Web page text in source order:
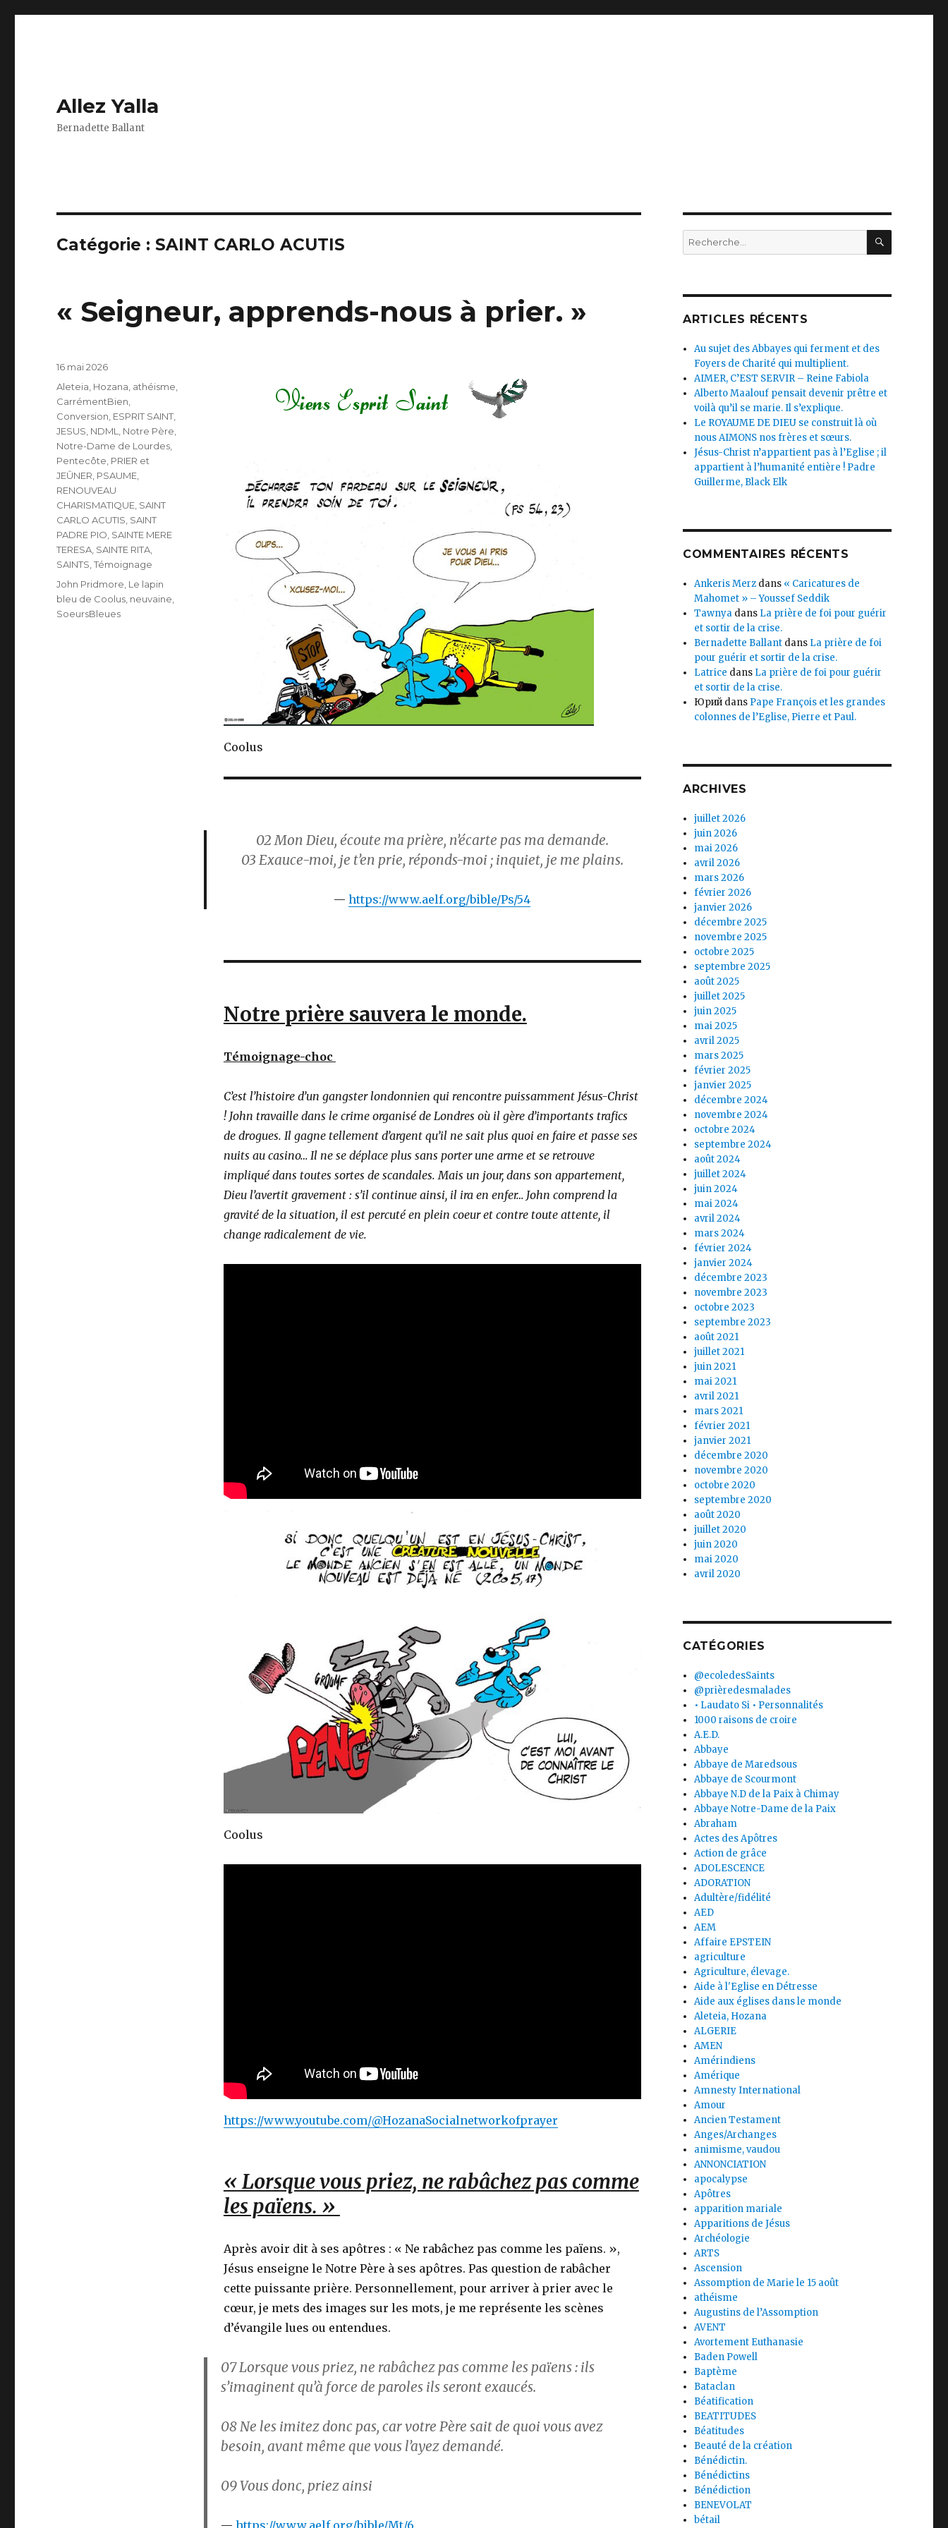
Allez Yalla
Bernadette Ballant
Catégorie : SAINT CARLO ACUTIS
« Seigneur, apprends-nous à prier. »
Coolus
02 Mon Dieu, écoute ma prière, n’écarte pas ma demande.
03 Exauce-moi, je t’en prie, réponds-moi ; inquiet, je me plains.
https://www.aelf.org/bible/Ps/54
Notre prière sauvera le monde.
Témoignage-choc
C’est l’histoire d’un gangster londonnien qui rencontre puissamment Jésus-Christ
! John travaille dans le crime organisé de Londres où il gère d’importants trafics
de drogues. Il gagne tellement d’argent qu’il ne sait plus quoi en faire et passe ses
nuits au casino… Il ne se déplace plus sans porter une arme et se retrouve
impliqué dans toutes sortes de scandales. Mais un jour, dans son appartement,
Dieu l’avertit gravement : s’il continue ainsi, il ira en enfer… John comprend la
gravité de la situation, il est percuté en plein coeur et contre toute attente, il
change radicalement de vie.
Coolus
https://www.youtube.com/@HozanaSocialnetworkofprayer
« Lorsque vous priez, ne rabâchez pas comme
les païens. »
Après avoir dit à ses apôtres : « Ne rabâchez pas comme les païens. »,
Jésus enseigne le Notre Père à ses apôtres. Pas question de rabâcher
cette puissante prière. Personnellement, pour arriver à prier avec le
cœur, je mets des images sur les mots, je me représente les scènes
d’évangile lues ou entendues.
07Lorsque vous priez, ne rabâchez pas comme les païens : ils
s’imaginent qu’à force de paroles ils seront exaucés.
08Ne les imitez donc pas, car votre Père sait de quoi vous avez
besoin, avant même que vous l’ayez demandé.
09Vous donc, priez ainsi
https://www.aelf.org/bible/Mt/6
Publié
le
16 mai 2026
Catégories
Aleteia, Hozana athéisme
CarrémentBien
Conversion ESPRIT SAINT
JESUS NDML Notre Père
Notre-Dame de Lourdes
Pentecôte PRIER et
JEÛNER PSAUME
RENOUVEAU
CHARISMATIQUE SAINT
CARLO ACUTIS SAINT
PADRE PIO SAINTE MERE
TERESA SAINTE RITA
SAINTS ,Témoignage
Étiquettes
John Pridmore Le lapin
bleu de Coolus neuvaine
SoeursBleues
Recherche
pour
ARTICLES RÉCENTS
Au sujet des Abbayes qui ferment et des
Foyers de Charité qui multiplient.
AIMER, C’EST SERVIR – Reine Fabiola
Alberto Maalouf pensait devenir prêtre et
voilà qu’il se marie. Il s’explique.
Le ROYAUME DE DIEU se construit là où
nous AIMONS nos frères et sœurs.
Jésus-Christ n’appartient pas à l’Eglise ; il
appartient à l’humanité entière ! Padre
Guillerme, Black Elk
COMMENTAIRES RÉCENTS
Ankeris Merz dans « Caricatures de
Mahomet » – Youssef Seddik
Tawnya dans La prière de foi pour guérir
et sortir de la crise.
Bernadette Ballant dans La prière de foi
pour guérir et sortir de la crise.
Latrice dans La prière de foi pour guérir
et sortir de la crise.
Юрий dans Pape François et les grandes
colonnes de l’Eglise, Pierre et Paul.
ARCHIVES
juillet 2026
juin 2026
mai 2026
avril 2026
mars 2026
février 2026
janvier 2026
décembre 2025
novembre 2025
octobre 2025
septembre 2025
août 2025
juillet 2025
juin 2025
mai 2025
avril 2025
mars 2025
février 2025
janvier 2025
décembre 2024
novembre 2024
octobre 2024
septembre 2024
août 2024
juillet 2024
juin 2024
mai 2024
avril 2024
mars 2024
février 2024
janvier 2024
décembre 2023
novembre 2023
octobre 2023
septembre 2023
août 2021
juillet 2021
juin 2021
mai 2021
avril 2021
mars 2021
février 2021
janvier 2021
décembre 2020
novembre 2020
octobre 2020
septembre 2020
août 2020
juillet 2020
juin 2020
mai 2020
avril 2020
CATÉGORIES
@ecoledesSaints
@prièredesmalades
• Laudato Si • Personnalités
1000 raisons de croire
A.E.D.
Abbaye
Abbaye de Maredsous
Abbaye de Scourmont
Abbaye N.D de la Paix à Chimay
Abbaye Notre-Dame de la Paix
Abraham
Actes des Apôtres
Action de grâce
ADOLESCENCE
ADORATION
Adultère/fidélité
AED
AEM
Affaire EPSTEIN
agriculture
Agriculture, élevage.
Aide à l'Eglise en Détresse
Aide aux églises dans le monde
Aleteia, Hozana
ALGERIE
AMEN
Amérindiens
Amérique
Amnesty International
Amour
Ancien Testament
Anges/Archanges
animisme, vaudou
ANNONCIATION
apocalypse
Apôtres
apparition mariale
Apparitions de Jésus
Archéologie
ARTS
Ascension
Assomption de Marie le 15 août
athéisme
Augustins de l’Assomption
AVENT
Avortement Euthanasie
Baden Powell
Baptème
Bataclan
Béatification
BEATITUDES
Béatitudes
Beauté de la création
Bénédictin.
Bénédictins
Bénédiction
BENEVOLAT
bétail